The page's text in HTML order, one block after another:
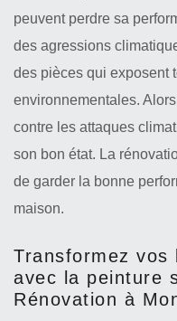
peuvent perdre sa
des agressions
des pièces qui exposent
environnementales.
contre les attaques
son bon état. La
de garder la bonne
maison.
Transformez
avec la peinture
Rénovation à